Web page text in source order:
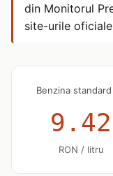
din Monitorul
site-urile
Benzina
9.42
RON / litru